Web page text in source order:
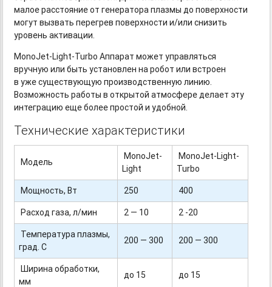
малое расстояние от генератора плазмы до поверхности
могут вызвать перегрев поверхности и/или снизить
уровень активации.
MonoJet-Light-Turbo Аппарат может управляться
вручную или быть установлен на робот или встроен
в уже существующую производственную линию.
Возможность работы в открытой атмосфере делает эту
интеграцию еще более простой и удобной.
Технические характеристики
Модель
MonoJet-
Light
MonoJet-Light-
Turbo
Мощность, Вт
250
400
Расход газа, л/мин
2 — 10
2 -20
Температура плазмы,
град. С
200 — 300 200 — 300
Ширина обработки,
мм
до 15 до 15